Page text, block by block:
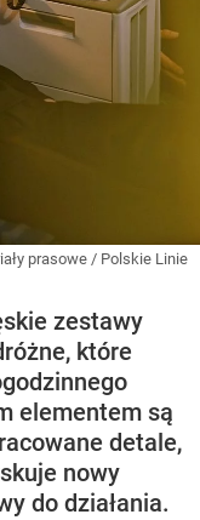
prasowe / Polskie Linie
zestawy
które
elementem są
detale,
nowy
do działania.